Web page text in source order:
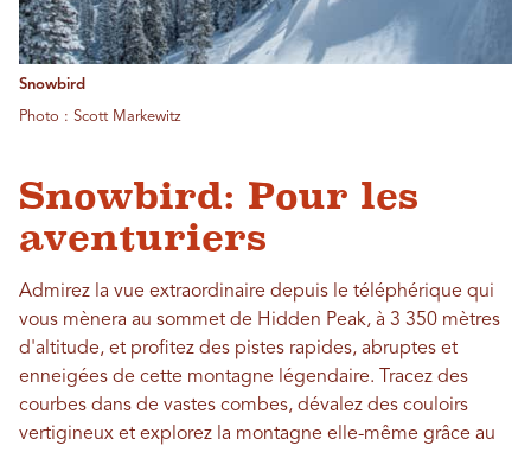
Snowbird
Photo : Scott Markewitz
Snowbird: Pour les
aventuriers
Admirez la vue extraordinaire depuis le téléphérique qui
vous mènera au sommet de Hidden Peak, à 3 350 mètres
d'altitude, et profitez des pistes rapides, abruptes et
enneigées de cette montagne légendaire. Tracez des
courbes dans de vastes combes, dévalez des couloirs
vertigineux et explorez la montagne elle-même grâce au